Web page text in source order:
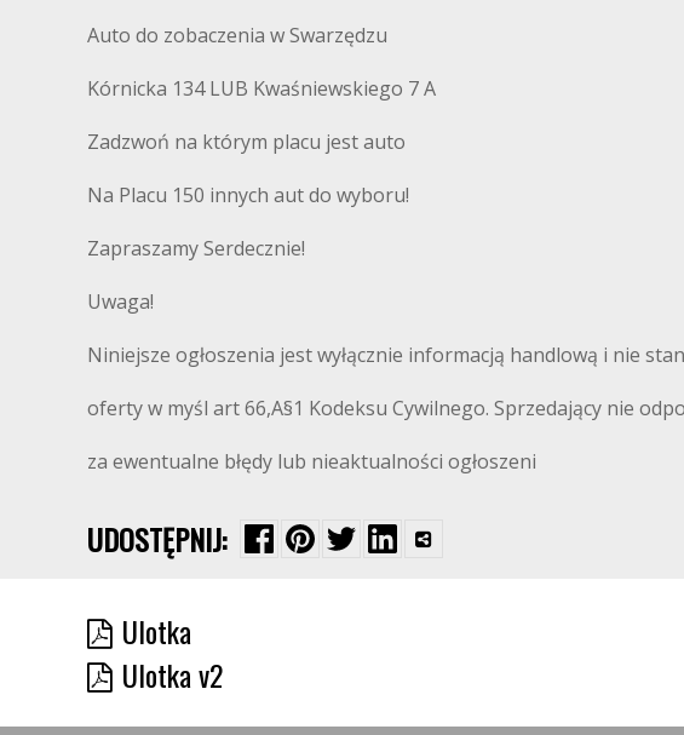
Auto do zobaczenia w Swarzędzu
Kórnicka 134 LUB Kwaśniewskiego 7 A
Zadzwoń na którym placu jest auto
Na Placu 150 innych aut do wyboru!
Zapraszamy Serdecznie!
Uwaga!
Niniejsze ogłoszenia jest wyłącznie informacją handlową i nie
oferty w myśl art 66,A§1 Kodeksu Cywilnego. Sprzedający nie
za ewentualne błędy lub nieaktualności ogłoszeni
UDOSTĘPNIJ:
Ulotka
Ulotka v2